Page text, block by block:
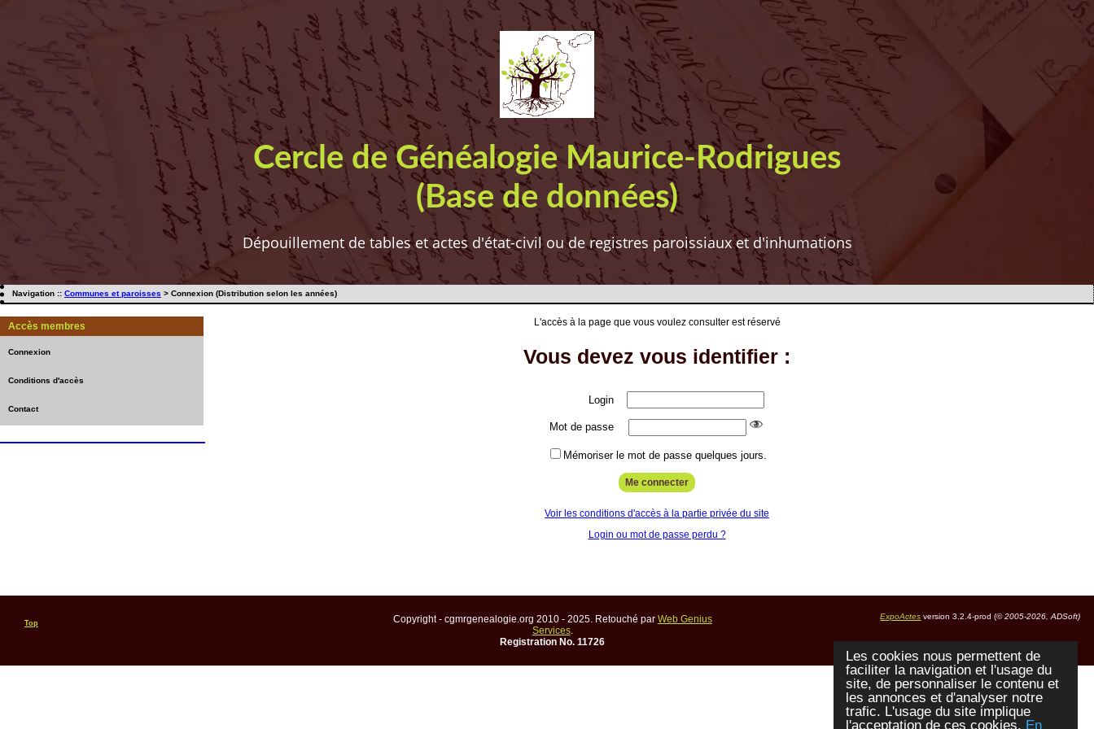
Les cookies nous permettent de
faciliter la navigation et l'usage du
site, de personnaliser le contenu et
les annonces et d'analyser notre
trafic. L'usage du site implique
l'acceptation de ces cookies. En
Cercle de Généalogie Maurice-Rodrigues
(Base de données)
Dépouillement de tables et actes d'état-civil ou de registres paroissiaux et d'inhumations
Navigation :: Communes et paroisses > Connexion (Distribution selon les années)
Accès membres
Connexion
Conditions d'accès
Contact
L'accès à la page que vous voulez consulter est réservé
Vous devez vous identifier :
Login
Mot de passe
Mémoriser le mot de passe quelques jours.
Voir les conditions d'accès à la partie privée du site
Login ou mot de passe perdu ?
Top Copyright - cgmrgenealogie.org 2010 - 2025. Retouché par Web Genius
Services.
Registration No. 11726
ExpoActes version 3.2.4-prod (©2005-2026, ADSoft)